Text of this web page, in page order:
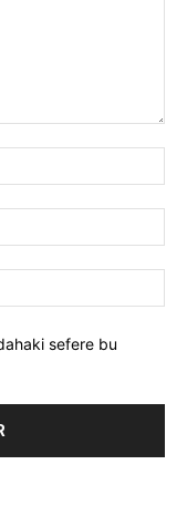
sefere bu